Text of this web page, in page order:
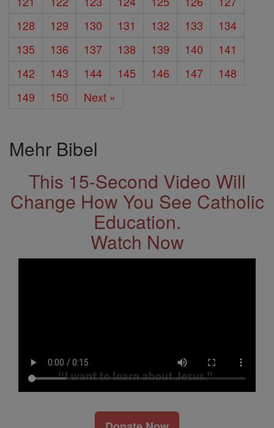
128
129 130 131 132 133
134
135
136 137 138 139 140
141
142
143 144 145 146 147
148
149
150 Next »
Mehr Bibel
This 15-Second Video Will
Change How You See Catholic
Education.
Watch Now